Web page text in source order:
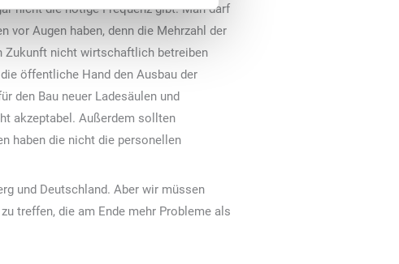
nicht die nötige Frequenz gibt. Man darf
vor Augen haben, denn die Mehrzahl der
Zukunft nicht wirtschaftlich betreiben
öffentliche Hand den Ausbau der
den Bau neuer Ladesäulen und
akzeptabel. Außerdem sollten
haben die nicht die personellen
und Deutschland. Aber wir müssen
treffen, die am Ende mehr Probleme als